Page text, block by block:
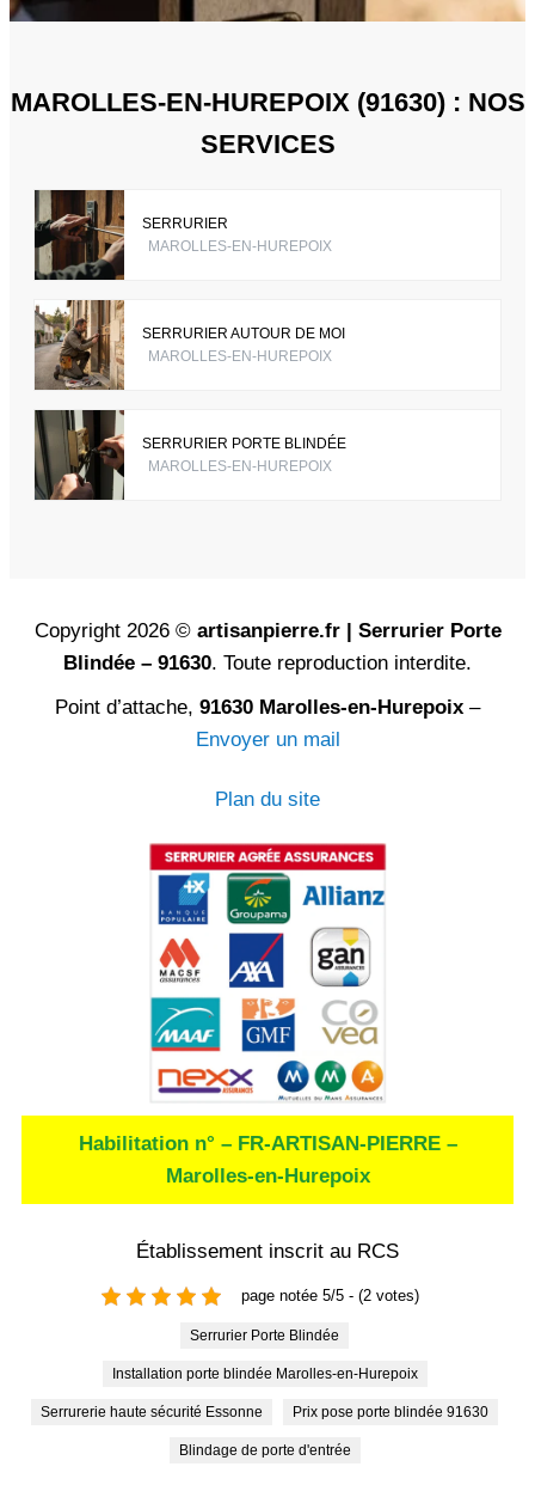
MAROLLES-EN-HUREPOIX (91630) : NOS
SERVICES
SERRURIER
MAROLLES-EN-HUREPOIX
SERRURIER AUTOUR DE MOI
MAROLLES-EN-HUREPOIX
SERRURIER PORTE BLINDÉE
MAROLLES-EN-HUREPOIX
Copyright 2026 © artisanpierre.fr | Serrurier Porte
Blindée – 91630. Toute reproduction interdite.
Point d’attache, 91630 Marolles-en-Hurepoix –
Envoyer un mail
Plan du site
Habilitation n° – FR-ARTISAN-PIERRE –
Marolles-en-Hurepoix
Établissement inscrit au RCS
page notée 5/5 - (2 votes)
Serrurier Porte Blindée
Installation porte blindée Marolles-en-Hurepoix
Serrurerie haute sécurité Essonne Prix pose porte blindée 91630
Blindage de porte d'entrée